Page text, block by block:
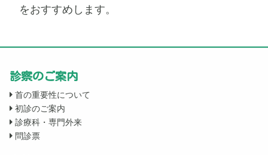
をおすすめします。
診察のご案内
首の重要性について
初診のご案内
診療科・専門外来
問診票